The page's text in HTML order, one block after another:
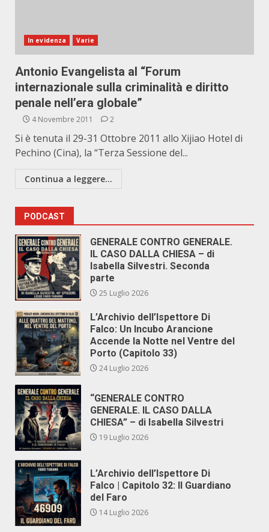
In evidenza Varie
Antonio Evangelista al “Forum
internazionale sulla criminalità e diritto
penale nell’era globale”
4 Novembre 2011 2
Si è tenuta il 29-31 Ottobre 2011 allo Xijiao Hotel di
Pechino (Cina), la “Terza Sessione del...
Continua a leggere...
PODCAST
GENERALE CONTRO GENERALE.
IL CASO DALLA CHIESA – di
Isabella Silvestri. Seconda
parte
25 Luglio 2026
L’Archivio dell’Ispettore Di
Falco: Un Incubo Arancione
Accende la Notte nel Ventre del
Porto (Capitolo 33)
24 Luglio 2026
“GENERALE CONTRO
GENERALE. IL CASO DALLA
CHIESA” – di Isabella Silvestri
19 Luglio 2026
L’Archivio dell’Ispettore Di
Falco | Capitolo 32: Il Guardiano
del Faro
14 Luglio 2026